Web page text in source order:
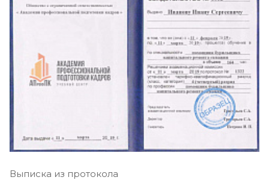
Выписка из протокола